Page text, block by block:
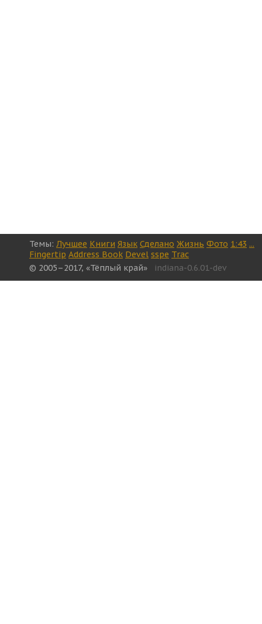
Темы: Лучшее Книги Язык Сделано Жизнь Фото 1:43 ...
Fingertip Address Book Devel sspe Trac
© 2005–2017, «Тёплый край»
indiana-0.6.01-dev